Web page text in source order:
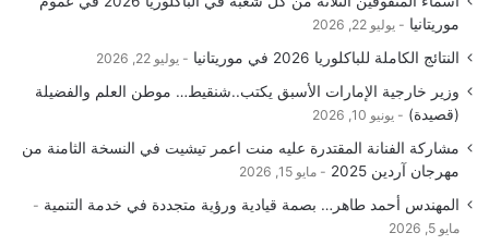
موريتانيا
يوليو 22, 2026
النتائج الكاملة للباكلوريا 2026 في موريتانيا يوليو 22, 2026
وزير خارجية الإمارات الأسبق يكتب..شنقيط… موطن العلم والفضيلة
(قصيدة)
يونيو 10, 2026
مشاركة الفنانة المقتدرة عليه منت اعمر تيشيت في النسخة الثامنة من
مهرجان آردين 2025
مايو 15, 2026
المهندس أحمد طاهر… بصمة قيادية ورؤية متجددة في خدمة التنمية
مايو 5, 2026